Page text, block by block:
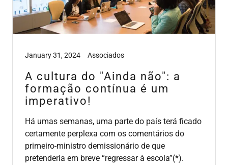
January 31, 2024 Associados
A cultura do "Ainda não": a
formação contínua é um
imperativo!
Há umas semanas, uma parte do país terá ficado
certamente perplexa com os comentários do
primeiro-ministro demissionário de que
pretenderia em breve “regressar à escola”(*).